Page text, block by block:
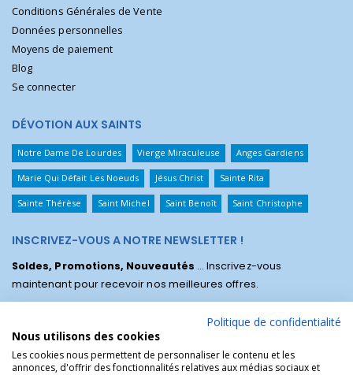
Conditions Générales de Vente
Données personnelles
Moyens de paiement
Blog
Se connecter
DÉVOTION AUX SAINTS
Notre Dame De Lourdes Vierge Miraculeuse Anges Gardiens
Marie Qui Défait Les Noeuds Jésus Christ Sainte Rita
Sainte Thérèse Saint Michel Saint Benoît Saint Christophe
INSCRIVEZ-VOUS A NOTRE NEWSLETTER !
Soldes, Promotions, Nouveautés ... Inscrivez-vous
maintenant pour recevoir nos meilleures offres.
Politique de confidentialité
Nous utilisons des cookies
Les cookies nous permettent de personnaliser le contenu et les
annonces, d'offrir des fonctionnalités relatives aux médias sociaux et